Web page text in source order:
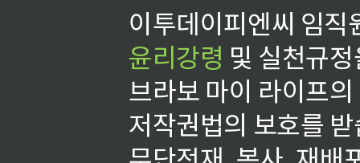
이투데이피엔씨 임
윤리강령 및 실천규
브라보 마이 라이프
저작권법의 보호를